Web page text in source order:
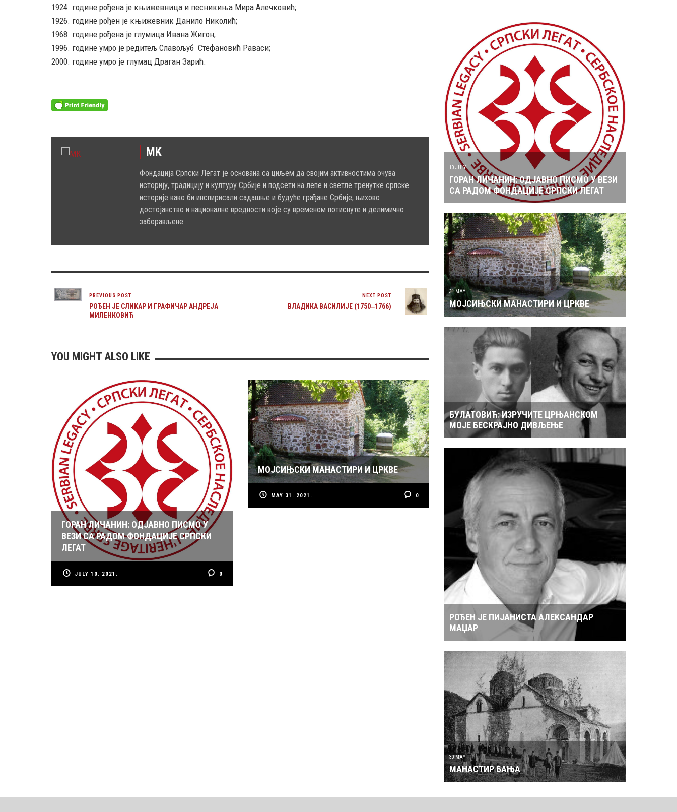
1924. године рођена је књижевница и песникиња Мира Алечковић;
1926. године рођен је књижевник Данило Николић;
1968. године рођена је глумица Ивана Жигон;
1996. године умро је редитељ Славољуб Стефановић Раваси;
2000. године умро је глумац Драган Зарић.
MK
Фондација Српски Легат је основана са циљем да својим активностима очува
историју, традицију и културу Србије и подсети на лепе и светле тренутке српске
историје како би инспирисали садашње и будуће грађане Србије, њихово
достојанство и националне вредности које су временом потиснуте и делимично
заборављене.
PREVIOUS POST
РОЂЕН ЈЕ СЛИКАР И ГРАФИЧАР АНДРЕЈА
МИЛЕНКОВИЋ
NEXT POST
ВЛАДИКА ВАСИЛИЈЕ (1750‒1766)
YOU MIGHT ALSO LIKE
ГОРАН ЛИЧАНИН: ОДЈАВНО ПИСМО У
ВЕЗИ СА РАДОМ ФОНДАЦИЈЕ СРПСКИ
ЛЕГАТ
JULY 10. 2021. 0
МОЈСИЊСКИ МАНАСТИРИ И ЦРКВЕ
MAY 31. 2021. 0
10 JULY
ГОРАН ЛИЧАНИН: ОДЈАВНО ПИСМО У ВЕЗИ
СА РАДОМ ФОНДАЦИЈЕ СРПСКИ ЛЕГАТ
31 MAY
МОЈСИЊСКИ МАНАСТИРИ И ЦРКВЕ
БУЛАТОВИЋ: ИЗРУЧИТЕ ЦРЊАНСКОМ
МОЈЕ БЕСКРАЈНО ДИВЉЕЊЕ
РОЂЕН ЈЕ ПИЈАНИСТА АЛЕКСАНДАР
МАЏАР
30 MAY
МАНАСТИР БАЊА